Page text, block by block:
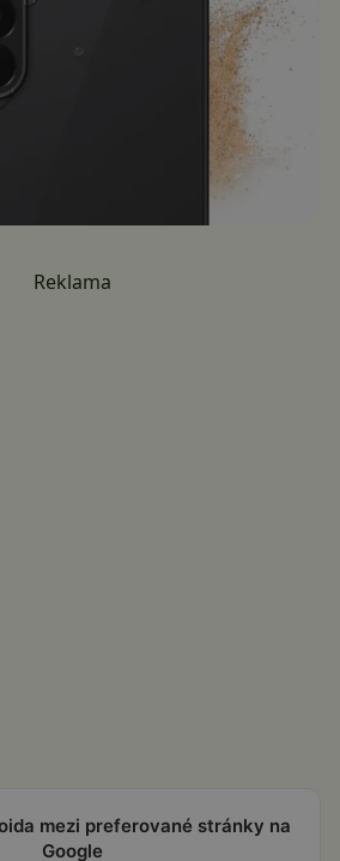
Reklama
mezi preferované stránky na
Google